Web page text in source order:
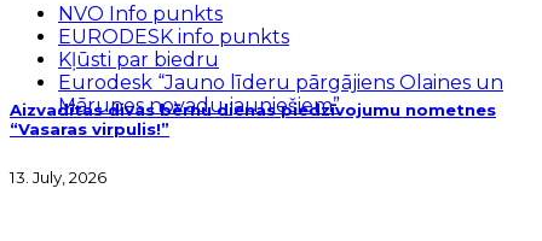
Aizvadītas divas bērnu dienas piedzīvojumu nometnes
“Vasaras virpulis!”
13. July, 2026
NVO Info punkts
EURODESK info punkts
Kļūsti par biedru
Eurodesk “Jauno līderu pārgājiens Olaines un
Mārupes novadu jauniešiem”